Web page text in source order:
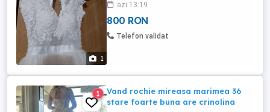
1
azi 13:19
800 RON
Telefon validat
1
Vand rochie mireasa marimea 36
stare foarte buna are crinolina